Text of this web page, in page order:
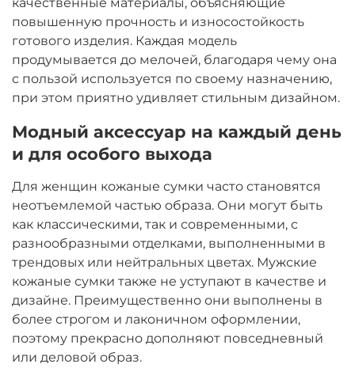
повышенную прочность и износостойкость
готового изделия. Каждая модель
продумывается до мелочей, благодаря чему она
с пользой используется по своему назначению,
при этом приятно удивляет стильным дизайном.
Модный аксессуар на каждый день
и для особого выхода
Для женщин кожаные сумки часто становятся
неотъемлемой частью образа. Они могут быть
как классическими, так и современными, с
разнообразными отделками, выполненными в
трендовых или нейтральных цветах. Мужские
кожаные сумки также не уступают в качестве и
дизайне. Преимущественно они выполнены в
более строгом и лаконичном оформлении,
поэтому прекрасно дополняют повседневный
или деловой образ.